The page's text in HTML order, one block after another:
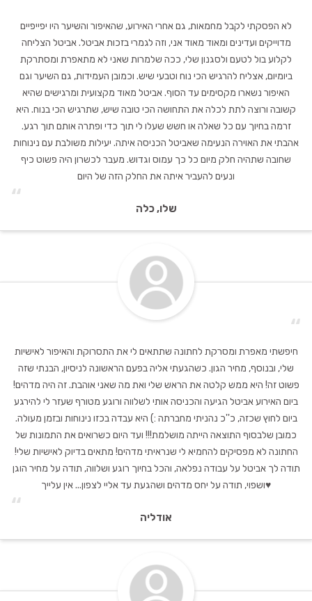
לא הפסקתי לקבל מחמאות, גם אחרי האירוע, שהאיפור והשיער היו יפייפיים
מדוייקים ועדינים ומאוד מאוד אני, וזה לגמרי בזכות אביטל. אביטל הצליחה
לקלוע בול לטעם ולסגנון שלי, ככה שלמרות שאני לא מתאפרת ומסתרקת
ביומיום, אצליח להרגיש הכי נוח וטבעי שיש. וכמובן העמידות, גם השיער וגם
האיפור נשארו מקסימים עד הסוף. אביטל מאוד מקצועית ומרגישים שהיא
קשובה ורוצה לתת לכלה את התחושה הכי טובה שיש, שתרגיש הכי בנוח. היא
זרמה בחיוך עם כל שאלה או חשש שעלו לי תוך כדי ופתרה אותם תוך רגע.
אהבתי את האוירה הנעימה שאביטל הכניסה איתה. יעילות משולבת עם נינוחות
שחובה שתהיה חלק מיום כל כך עמוס וגדוש. מעבר לכשרון היה פשוט כיף
ונעים להעביר איתה את החלק הזה של היום
“ שלו, כלה
“
חיפשתי מאפרת ומסרקת לחתונה שתתאים לי את התסרוקת והאיפור לאישיות
שלי, ובנוסף, מחיר הגון. כשהגעתי אליה בפעם הראשונה לניסיון, הבנתי שזה
פשוט זה! היא ממש קלטה את הראש שלי ואת מה שאני אוהבת. זה היה מדהים!
ביום האירוע אביטל הגיעה והכניסה אותי לשלווה ורוגע מטורף שעזר לי להירגע
ביום לחוץ שכזה, כ''כ נהניתי מחברתה :) היא עבדה בכזו נינוחות ובזמן מעולה.
כמובן שלבסוף התוצאה הייתה מושלמת!!! ועד היום כשרואים את התמונות של
החתונה לא מפסיקים להחמיא לי שנראיתי מדהים! מתאים בדיוק לאישיות שלי!
תודה לך אביטל על עבודה נפלאה, והכל בחיוך רוגע ושלווה, תודה על מחיר הוגן
ושפוי, תודה על יחס מדהים ושהגעת עד אליי לצפון... אין עלייך♥️
“ אודליה